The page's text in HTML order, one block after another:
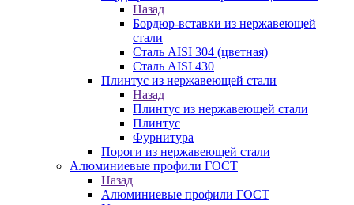
Назад
Бордюр-вставки из нержавеющей
стали
Сталь AISI 304 (цветная)
Сталь AISI 430
Плинтус из нержавеющей стали
Назад
Плинтус из нержавеющей стали
Плинтус
Фурнитура
Пороги из нержавеющей стали
Алюминиевые профили ГОСТ
Назад
Алюминиевые профили ГОСТ